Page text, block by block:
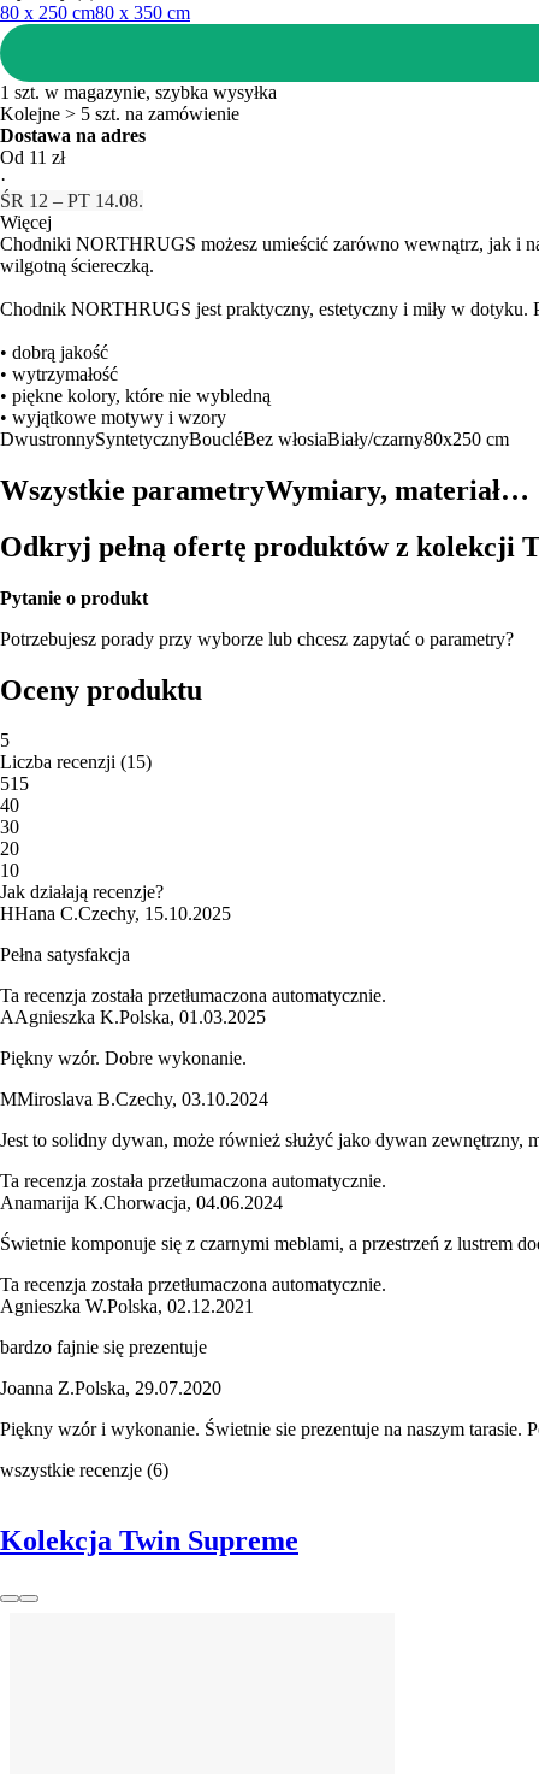
80 x 250 cm80 x 350 cm
1 szt. w magazynie, szybka wysyłka
Kolejne > 5 szt. na zamówienie
Dostawa na adres
Od 11 zł
·
ŚR 12 – PT 14.08.
Więcej
Chodniki NORTHRUGS możesz umieścić zarówno wewnątrz, jak i
wilgotną ściereczką.
Chodnik NORTHRUGS jest praktyczny, estetyczny i miły w dotyku.
• dobrą jakość
• wytrzymałość
• piękne kolory, które nie wybledną
• wyjątkowe motywy i wzory
DwustronnySyntetycznyBoucléBez włosiaBiały/czarny80x250 cm
Wszystkie parametryWymiary, materiał…
Odkryj pełną ofertę produktów z kolekcji
Pytanie o produkt
Potrzebujesz porady przy wyborze lub chcesz zapytać o parametry?
Oceny produktu
5
Liczba recenzji (15)
515
40
30
20
10
Jak działają recenzje?
HHana C.Czechy, 15.10.2025
Pełna satysfakcja
Ta recenzja została przetłumaczona automatycznie.
AAgnieszka K.Polska, 01.03.2025
Piękny wzór. Dobre wykonanie.
MMiroslava B.Czechy, 03.10.2024
Jest to solidny dywan, może również służyć jako dywan zewnętrzny,
Ta recenzja została przetłumaczona automatycznie.
Anamarija K.Chorwacja, 04.06.2024
Świetnie komponuje się z czarnymi meblami, a przestrzeń z lustrem
Ta recenzja została przetłumaczona automatycznie.
Agnieszka W.Polska, 02.12.2021
bardzo fajnie się prezentuje
Joanna Z.Polska, 29.07.2020
Piękny wzór i wykonanie. Świetnie sie prezentuje na naszym tarasie.
wszystkie recenzje (6)
Kolekcja Twin Supreme